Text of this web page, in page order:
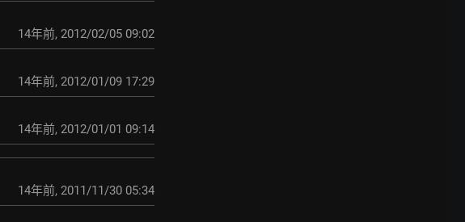
14年前, 2012/02/05 09:02
14年前, 2012/01/09 17:29
14年前, 2012/01/01 09:14
14年前, 2011/11/30 05:34